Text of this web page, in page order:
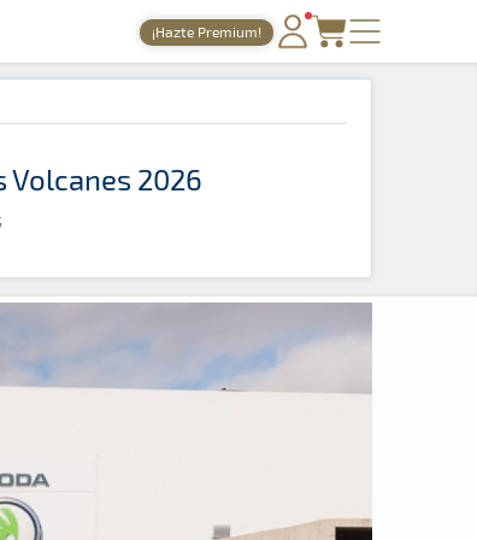
¡Hazte Premium!
PORTADA
TIEMPOS ONLINE
GALERÍAS
ARCHIVO
Volcanes 2026